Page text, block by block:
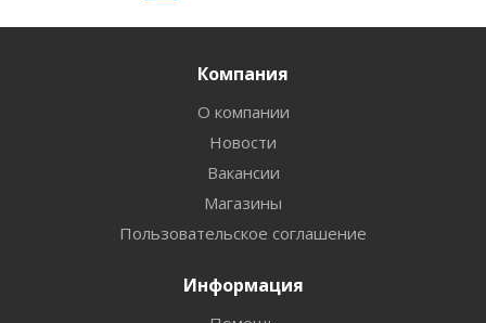
Компания
О компании
Новости
Вакансии
Магазины
Пользовательское соглашение
Информация